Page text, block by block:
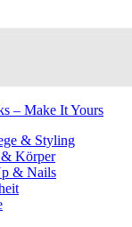
– Make It Yours
& Styling
Körper
& Nails